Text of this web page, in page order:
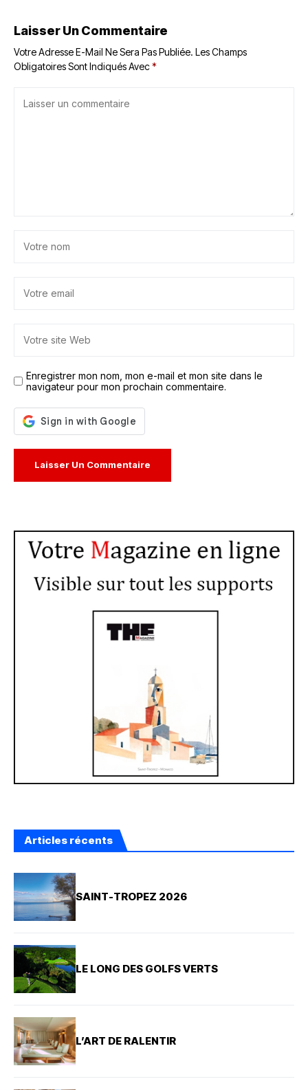
Laisser Un Commentaire
Votre Adresse E-Mail Ne Sera Pas Publiée. Les Champs
Obligatoires Sont Indiqués Avec*
Enregistrer mon nom, mon e-mail et mon site dans le
navigateur pour mon prochain commentaire.
Articles récents
SAINT-TROPEZ 2026
LE LONG DES GOLFS VERTS
L’ART DE RALENTIR